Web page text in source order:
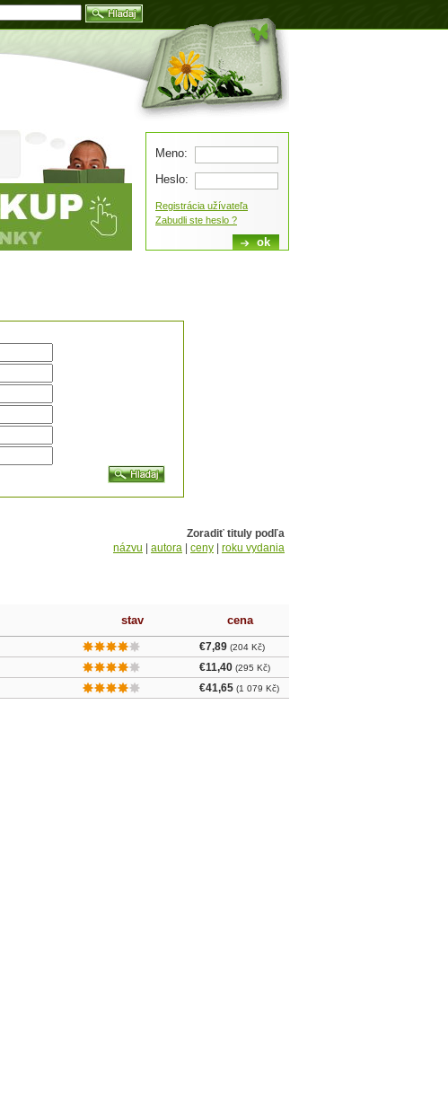
Zoradiť tituly podľa
názvu
autora ceny roku vydania
stav cena
€7,89 (204 Kč)
€11,40 (295 Kč)
€41,65 (1 079 Kč)
Meno:
Heslo:
Registrácia užívateľa
Zabudli ste heslo ?